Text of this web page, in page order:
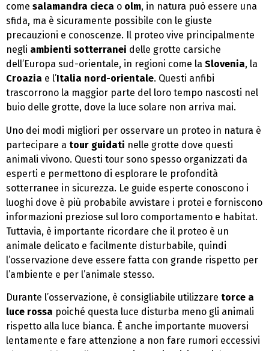
come salamandra cieca o olm, in natura può essere una
sfida, ma è sicuramente possibile con le giuste
precauzioni e conoscenze. Il proteo vive principalmente
negli ambienti sotterranei delle grotte carsiche
dell’Europa sud-orientale, in regioni come la Slovenia, la
Croazia e l’Italia nord-orientale. Questi anfibi
trascorrono la maggior parte del loro tempo nascosti nel
buio delle grotte, dove la luce solare non arriva mai.
Uno dei modi migliori per osservare un proteo in natura è
partecipare a tour guidati nelle grotte dove questi
animali vivono. Questi tour sono spesso organizzati da
esperti e permettono di esplorare le profondità
sotterranee in sicurezza. Le guide esperte conoscono i
luoghi dove è più probabile avvistare i protei e forniscono
informazioni preziose sul loro comportamento e habitat.
Tuttavia, è importante ricordare che il proteo è un
animale delicato e facilmente disturbabile, quindi
l’osservazione deve essere fatta con grande rispetto per
l’ambiente e per l’animale stesso.
Durante l’osservazione, è consigliabile utilizzare torce a
luce rossa poiché questa luce disturba meno gli animali
rispetto alla luce bianca. È anche importante muoversi
lentamente e fare attenzione a non fare rumori eccessivi